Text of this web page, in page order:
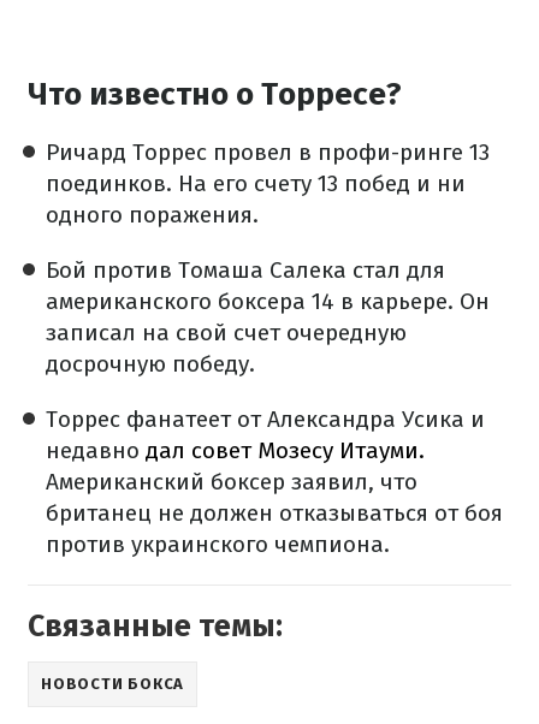
Что известно о Торресе?
Ричард Торрес провел в профи-ринге 13
поединков. На его счету 13 побед и ни
одного поражения.
Бой против Томаша Салека стал для
американского боксера 14 в карьере. Он
записал на свой счет очередную
досрочную победу.
Торрес фанатеет от Александра Усика и
недавно дал совет Мозесу Итауми.
Американский боксер заявил, что
британец не должен отказываться от боя
против украинского чемпиона.
Связанные темы:
НОВОСТИ БОКСА